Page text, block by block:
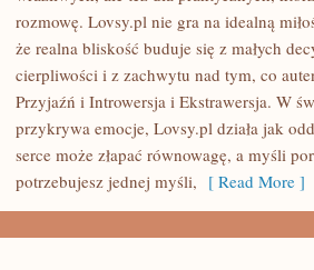
POCZUCIE
SENSU
ŻYCIA
rozmowę. Lovsy.pl nie gra na idealną
że realna bliskość buduje się z małych
cierpliwości i z zachwytu nad tym, co
Przyjaźń i Introwersja i Ekstrawersja. W
przykrywa emocje, Lovsy.pl działa jak
serce może złapać równowagę, a myśli
potrzebujesz jednej myśli, [ Read More ]